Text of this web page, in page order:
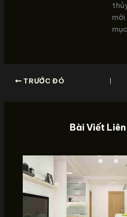
mời
mục
TRƯỚC ĐÓ
Bài Viết